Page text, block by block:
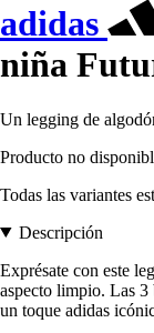
adidas
niña
Un legging de
Producto no
Todas las variantes
Descripción
Exprésate con este
aspecto limpio. Las 3
un toque adidas